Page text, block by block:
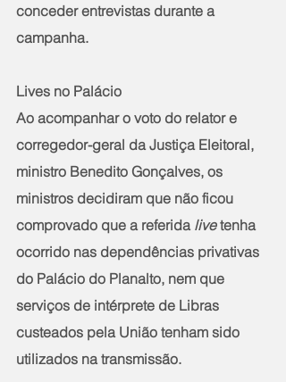
conceder entrevistas durante a
campanha.
Lives no Palácio
Ao acompanhar o voto do relator e
corregedor-geral da Justiça Eleitoral,
ministro Benedito Gonçalves, os
ministros decidiram que não ficou
comprovado que a referida live tenha
ocorrido nas dependências privativas
do Palácio do Planalto, nem que
serviços de intérprete de Libras
custeados pela União tenham sido
utilizados na transmissão.